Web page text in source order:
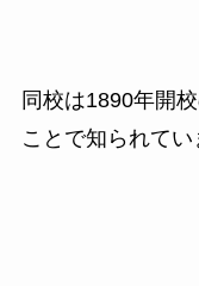
同校は1890年開
ことで知られてい